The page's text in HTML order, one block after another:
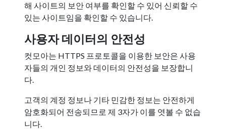
해 사이트의 보안 여부를 확인할 수 있어 신뢰할 수
있는 사이트임을 확인할 수 있습니다.
사용자 데이터의 안전성
컷모아는 HTTPS 프로토콜을 이용한 보안은 사용
자들의 개인 정보와 데이터의 안전성을 보장합니
다.
고객의 계정 정보나 기타 민감한 정보는 안전하게
암호화되어 전송되므로 제 3자가 이를 엿볼 수 없습
니다.